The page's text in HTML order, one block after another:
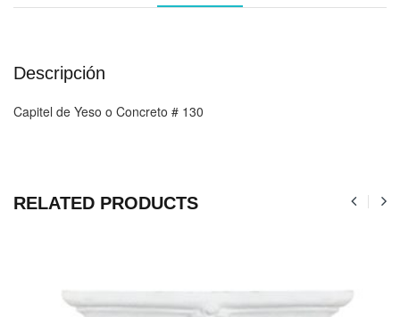
Descripción
Capitel de Yeso o Concreto # 130
RELATED PRODUCTS